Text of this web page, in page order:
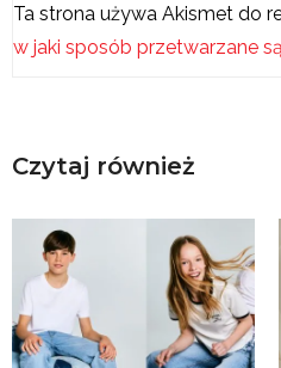
Ta strona używa Akismet do
w jaki sposób przetwarzane
Czytaj również